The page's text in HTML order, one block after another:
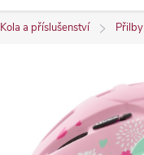
Kola a příslušenství Přilby